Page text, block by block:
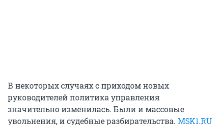
В некоторых случаях с приходом новых
руководителей политика управления
значительно изменилась. Были и массовые
увольнения, и судебные разбирательства. MSK1.RU